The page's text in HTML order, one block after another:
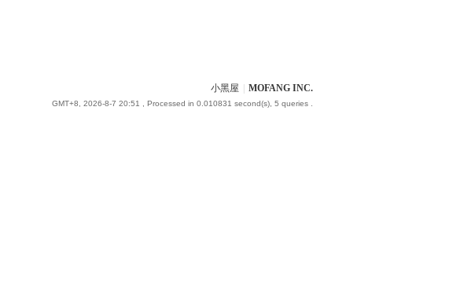
小黑屋 MOFANG INC.
GMT+8, 2026-8-7 20:51 , Processed in 0.010831 second(s), 5 queries .